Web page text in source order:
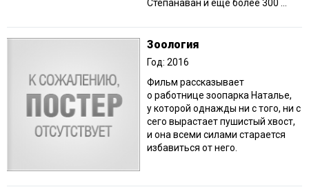
Степанаван и ещё более 300 ...
Зоология
Год: 2016
Фильм рассказывает
о работнице зоопарка Наталье,
у которой однажды ни с того, ни с
сего вырастает пушистый хвост,
и она всеми силами старается
избавиться от него.